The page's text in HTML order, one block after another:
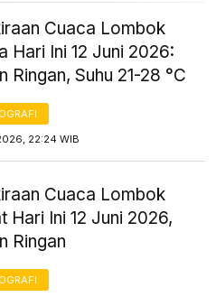
Cuaca Lombok
Hari Ini 12 Juni 2026:
Ringan, Suhu 21-28 °C
22:24 WIB
Cuaca Lombok
Hari Ini 12 Juni 2026,
Ringan